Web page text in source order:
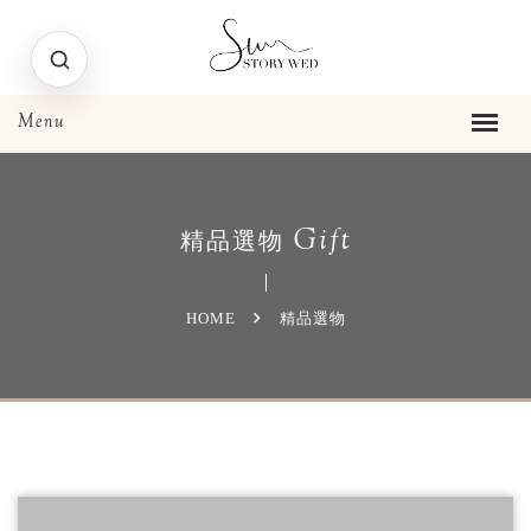
精品選物 Gift
HOME 精品選物